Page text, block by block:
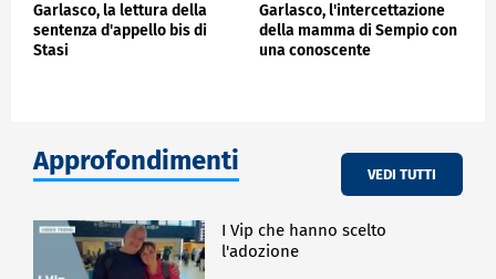
Garlasco, la lettura della
sentenza d'appello bis di
Stasi
Garlasco, l'intercettazione
della mamma di Sempio con
una conoscente
Approfondimenti VEDI TUTTI
I Vip che hanno scelto
l'adozione